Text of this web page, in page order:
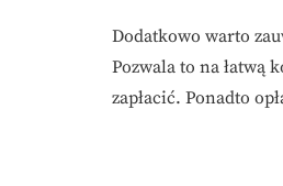
Dodatkowo warto
Pozwala to na łatwą
zapłacić. Ponadto